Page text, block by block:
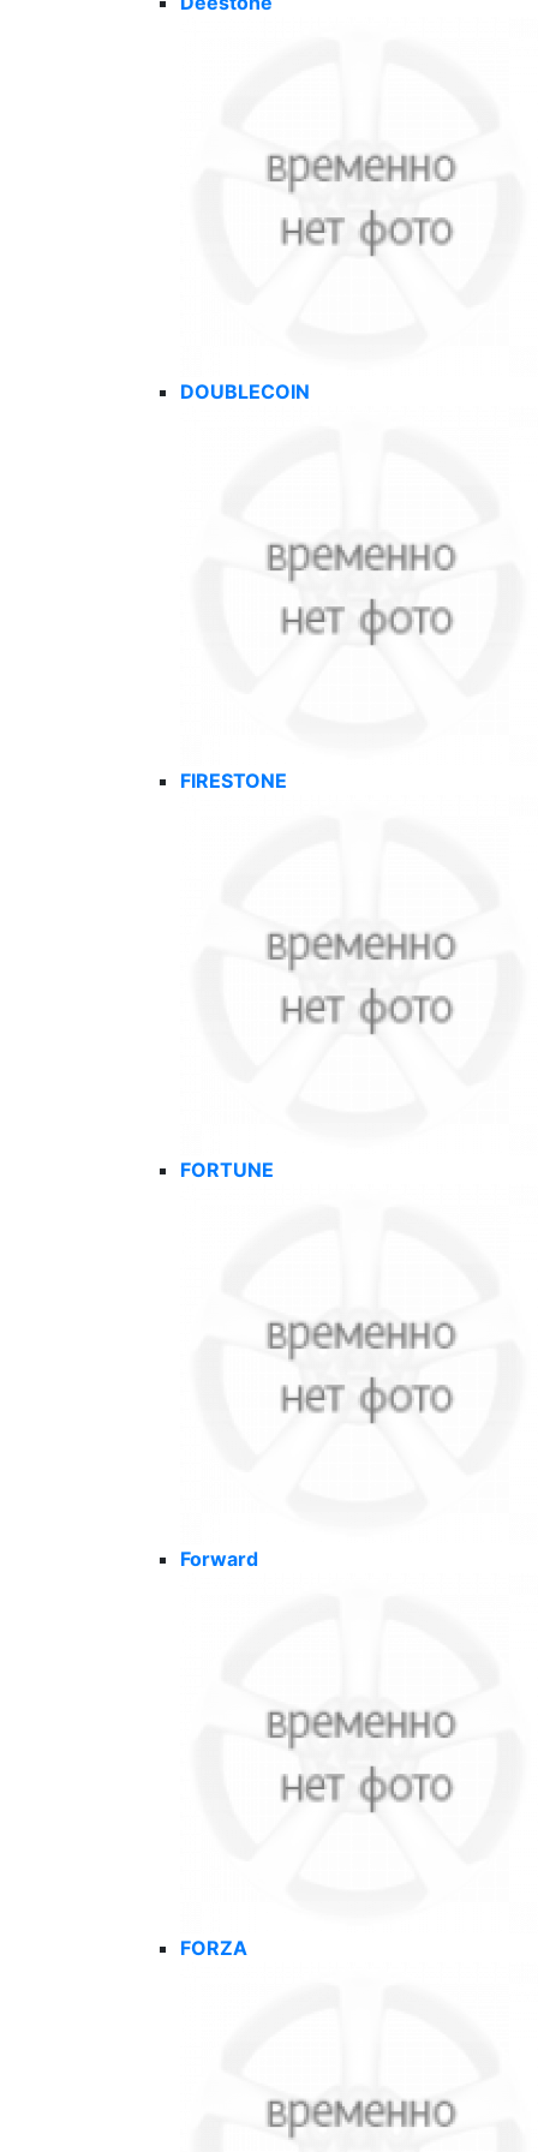
DOUBLECOIN
FIRESTONE
FORTUNE
Forward
FORZA